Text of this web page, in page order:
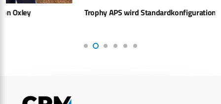
Trophy APS wird Standardkonfiguration für LEOPARD 2 A8